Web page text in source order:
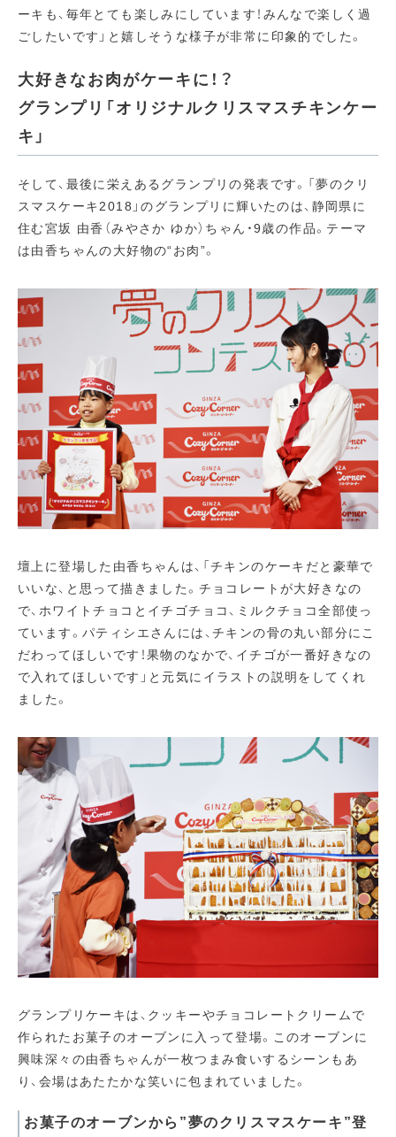
ーキも、毎年とても楽しみにしています！みんなで楽しく過
ごしたいです」と嬉しそうな様子が非常に印象的でした。
大好きなお肉がケーキに！？
グランプリ「オリジナルクリスマスチキンケー
キ」
そして、最後に栄えあるグランプリの発表です。「夢のクリ
スマスケーキ2018」のグランプリに輝いたのは、静岡県に
住む宮坂 由香（みやさか ゆか）ちゃん・9歳の作品。テーマ
は由香ちゃんの大好物の“お肉”。
壇上に登場した由香ちゃんは、「チキンのケーキだと豪華で
いいな、と思って描きました。チョコレートが大好きなの
で、ホワイトチョコとイチゴチョコ、ミルクチョコ全部使っ
ています。パティシエさんには、チキンの骨の丸い部分にこ
だわってほしいです！果物のなかで、イチゴが一番好きなの
で入れてほしいです」と元気にイラストの説明をしてくれ
ました。
グランプリケーキは、クッキーやチョコレートクリームで
作られたお菓子のオーブンに入って登場。このオーブンに
興味深々の由香ちゃんが一枚つまみ食いするシーンもあ
り、会場はあたたかな笑いに包まれていました。
お菓子のオーブンから”夢のクリスマスケーキ”登